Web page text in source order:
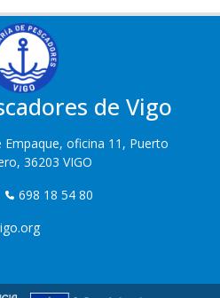
de Vigo
Empaque, oficina 11, Puerto
36203 VIGO
698 18 54 80